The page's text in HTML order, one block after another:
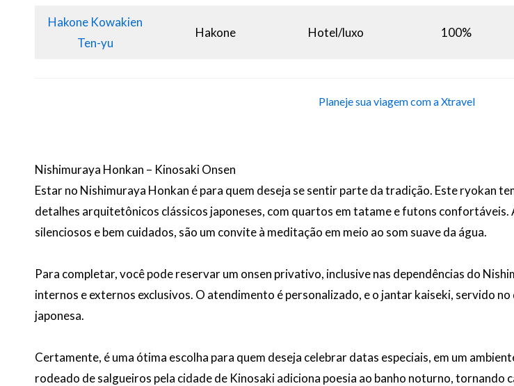
Hakone Kowakien
Ten-yu
Hakone Hotel/luxo 100%
Planeje sua viagem com a Xtravel
Nishimuraya Honkan – Kinosaki Onsen
Estar no Nishimuraya Honkan é para quem deseja se sentir parte da tradição. Este ryokan
detalhes arquitetônicos clássicos japoneses, com quartos em tatame e futons
silenciosos e bem cuidados, são um convite à meditação em meio ao som suave da água.
Para completar, você pode reservar um onsen privativo, inclusive nas dependências do
internos e externos exclusivos. O atendimento é personalizado, e o jantar kaiseki, servido
japonesa.
Certamente, é uma ótima escolha para quem deseja celebrar datas especiais, em um
rodeado de salgueiros pela cidade de Kinosaki adiciona poesia ao banho noturno, tornando